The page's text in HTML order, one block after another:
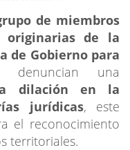
de miembros
originarias de la
de Gobierno para
denuncian una
dilación en la
jurídicas, este
el reconocimiento
territoriales.